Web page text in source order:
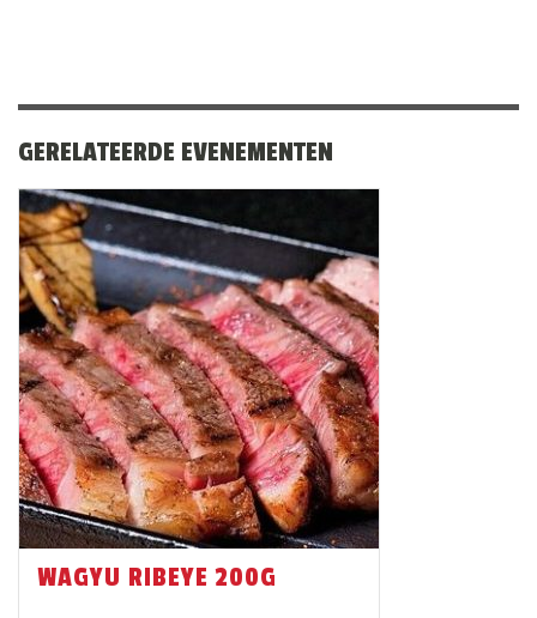
GERELATEERDE EVENEMENTEN
WAGYU RIBEYE 200G